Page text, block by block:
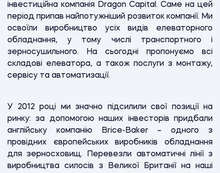
інвестиційна компанія Dragon Capital. Саме на цей
період припав найпотужніший розвиток компанії. Ми
освоїли виробництво усіх видів елеваторного
обладнання, у тому числі транспортного і
зерносушильного. На сьогодні пропонуємо всі
складові елеватора, а також послуги з монтажу,
сервісу та автоматизації.
У 2012 році ми значно підсилили свої позиції на
ринку: за допомогою наших інвесторів придбали
англійську компанію Brice-Baker – одного з
провідних європейських виробників обладнання
для зерносховищ. Перевезли автоматичні лінії з
виробництва силосів з Великої Британії на наші